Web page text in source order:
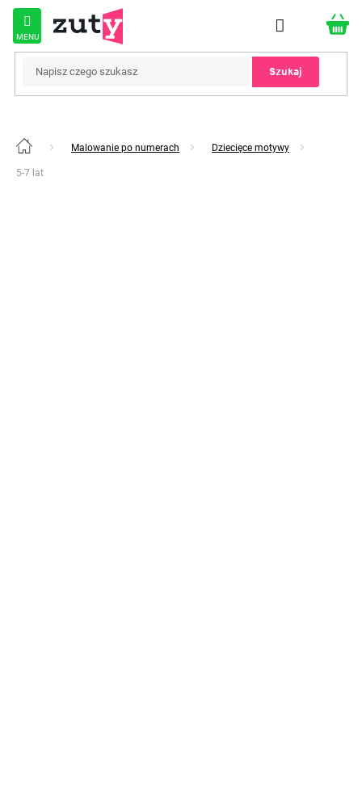
Przejść
treści
Szukaj
Home Malowanie po numerach Dziecięce motywy
5-7 lat